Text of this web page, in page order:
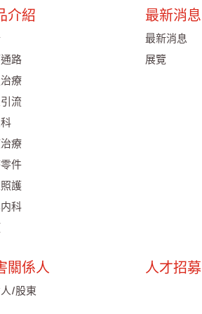
介紹
路
療
流
療
件
護
科
最新消息
最新消息
展覽
關係人
/股東
人才招募